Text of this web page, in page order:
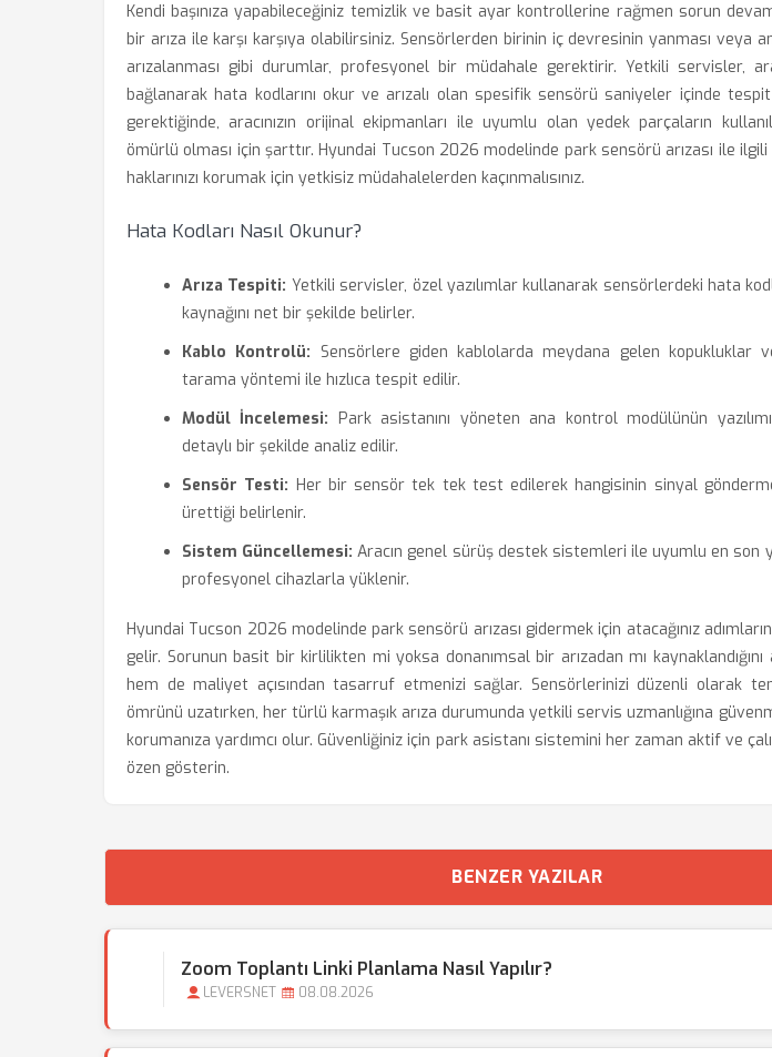
Kendi başınıza yapabileceğiniz temizlik ve basit ayar kontrollerine rağmen sorun
bir arıza ile karşı karşıya olabilirsiniz. Sensörlerden birinin iç devresinin yanması veya
arızalanması gibi durumlar, profesyonel bir müdahale gerektirir. Yetkili servisler,
bağlanarak hata kodlarını okur ve arızalı olan spesifik sensörü saniyeler içinde
gerektiğinde, aracınızın orijinal ekipmanları ile uyumlu olan yedek parçaların
ömürlü olması için şarttır. Hyundai Tucson 2026 modelinde park sensörü arızası ile
haklarınızı korumak için yetkisiz müdahalelerden kaçınmalısınız.
Hata Kodları Nasıl Okunur?
Arıza Tespiti: Yetkili servisler, özel yazılımlar kullanarak sensörlerdeki hata
kaynağını net bir şekilde belirler.
Kablo Kontrolü: Sensörlere giden kablolarda meydana gelen kopukluklar
tarama yöntemi ile hızlıca tespit edilir.
Modül İncelemesi: Park asistanını yöneten ana kontrol modülünün
detaylı bir şekilde analiz edilir.
Sensör Testi: Her bir sensör tek tek test edilerek hangisinin sinyal
ürettiği belirlenir.
Sistem Güncellemesi: Aracın genel sürüş destek sistemleri ile uyumlu en son
profesyonel cihazlarla yüklenir.
Hyundai Tucson 2026 modelinde park sensörü arızası gidermek için atacağınız
gelir. Sorunun basit bir kirlilikten mi yoksa donanımsal bir arızadan mı
hem de maliyet açısından tasarruf etmenizi sağlar. Sensörlerinizi düzenli olarak
ömrünü uzatırken, her türlü karmaşık arıza durumunda yetkili servis uzmanlığına
korumanıza yardımcı olur. Güvenliğiniz için park asistanı sistemini her zaman aktif ve
özen gösterin.
BENZER YAZILAR
Zoom Toplantı Linki Planlama Nasıl Yapılır?
LEVERSNET 08.08.2026